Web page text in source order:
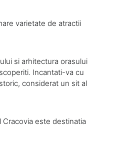
varietate de atractii
si arhitectura orasului
Incantati-va cu
considerat un sit al
este destinatia